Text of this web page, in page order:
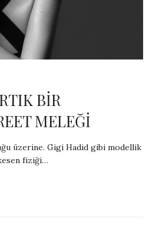
BİR
MELEĞİ
üzerine. Gigi Hadid gibi modellik
fiziği…